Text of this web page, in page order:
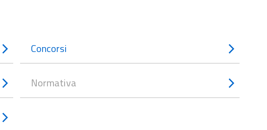
Concorsi
Normativa